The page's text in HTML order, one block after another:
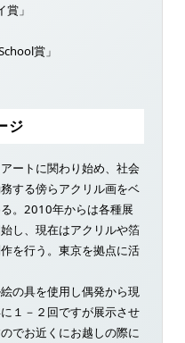
」
賞」
ジ
ートに関わり始め、社会
する傍らアクリル画をベ
。2010年からは各種展
し、現在はアクリルや箔
を行う。東京を拠点に活
の具を使用し偶発から現
１－２回ですが展示させ
でお近くにお越しの際に